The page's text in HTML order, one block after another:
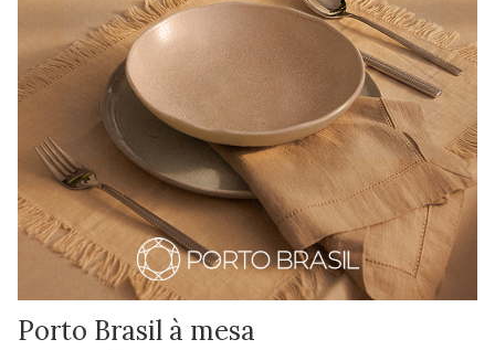
Porto Brasil à mesa